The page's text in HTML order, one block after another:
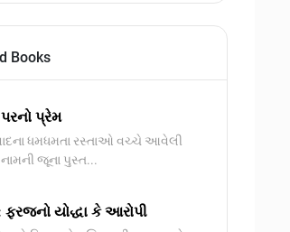
Books
પ્રેમ
ધમધમતા રસ્તાઓ વચ્ચે આવેલી
જૂના પુસ્ત...
ફરજનો યોદ્ધા કે આરોપી